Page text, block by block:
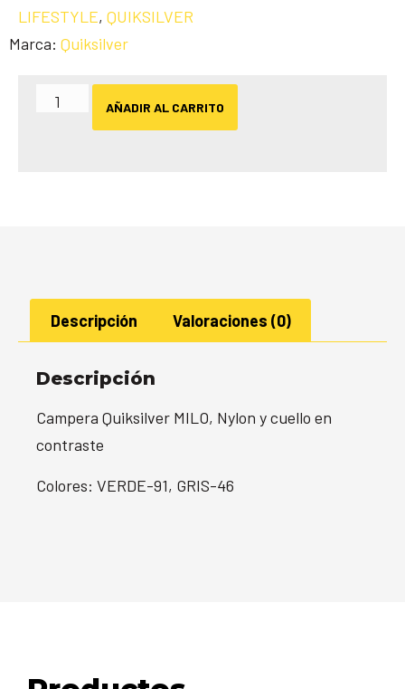
LIFESTYLE, QUIKSILVER
Marca: Quiksilver
AÑADIR AL CARRITO
Descripción Valoraciones (0)
Descripción
Campera Quiksilver MILO, Nylon y cuello en
contraste
Colores: VERDE-91, GRIS-46